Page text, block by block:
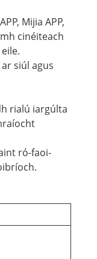
Mijia APP,
cinéiteach
siúl agus
rialú iargúlta
ró-faoi-